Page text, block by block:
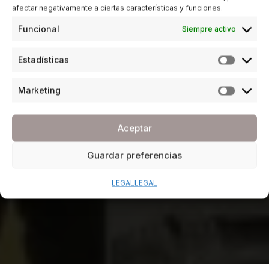
afectar negativamente a ciertas características y funciones.
Funcional Siempre activo
Estadísticas
Marketing
Aceptar
Guardar preferencias
LEGALLEGAL